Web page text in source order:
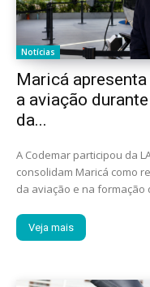
Notícias
Maricá
a aviação
da...
A Codemar participou da
consolidam Maricá como
da aviação e na
Veja mais